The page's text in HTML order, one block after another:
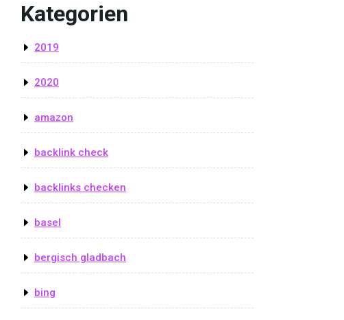
Kategorien
2019
2020
amazon
backlink check
backlinks checken
basel
bergisch gladbach
bing